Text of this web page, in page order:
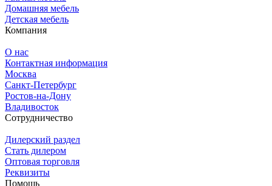
Домашняя мебель
Детская мебель
Компания
О нас
Контактная информация
Москва
Санкт-Петербург
Ростов-на-Дону
Владивосток
Сотрудничество
Дилерский раздел
Стать дилером
Оптовая торговля
Реквизиты
Помощь